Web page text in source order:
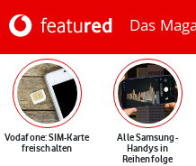
Das
Vodafone: SIM-Karte
freischalten
Alle Samsung-
Handys in
Reihenfolge